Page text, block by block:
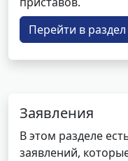
Перейти в раздел
Заявления
В этом разделе
заявлений,